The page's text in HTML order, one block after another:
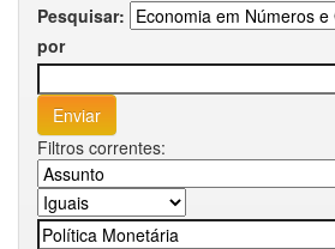
Pesquisar:
por
Filtros correntes: